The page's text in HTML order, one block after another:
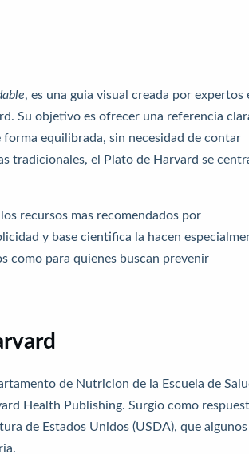
, es una guia visual creada por expertos
Su objetivo es ofrecer una referencia
equilibrada, sin necesidad de contar
tradicionales, el Plato de Harvard se
recursos mas recomendados por
y base cientifica la hacen
como para quienes buscan prevenir
de Nutricion de la Escuela de
Health Publishing. Surgio como
de Estados Unidos (USDA), que algunos